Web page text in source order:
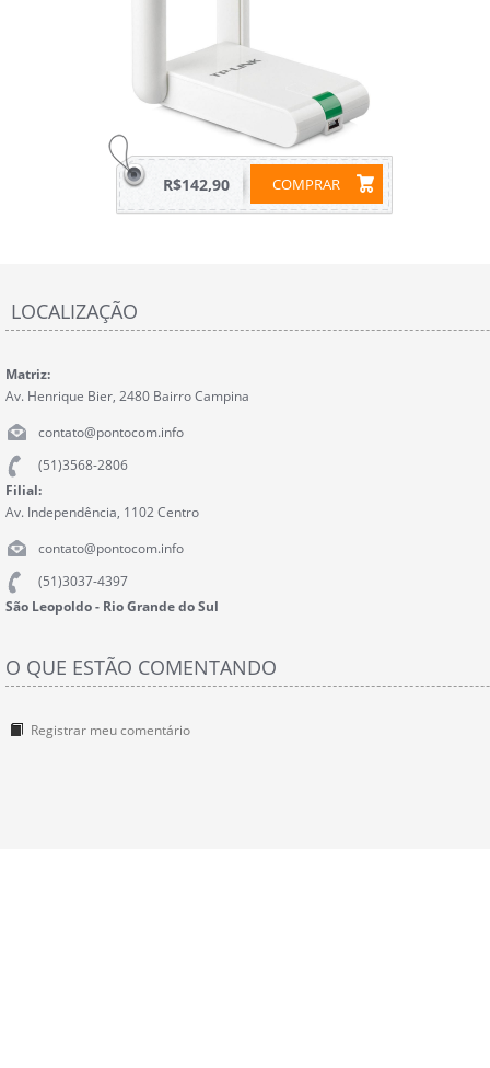
COMPRAR
R$142,90
LOCALIZAÇÃO
Matriz:
Av. Henrique Bier, 2480 Bairro Campina
contato@pontocom.info
(51)3568-2806
Filial:
Av. Independência, 1102 Centro
contato@pontocom.info
(51)3037-4397
São Leopoldo - Rio Grande do Sul
O QUE ESTÃO COMENTANDO
Registrar meu comentário